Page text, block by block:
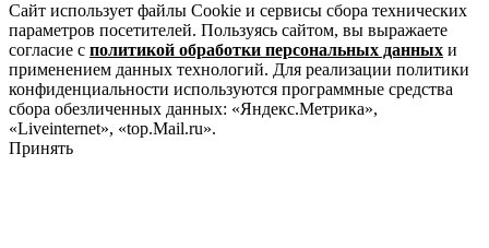
Сайт использует файлы Cookie и сервисы сбора технических
параметров посетителей. Пользуясь сайтом, вы выражаете
согласие с политикой обработки персональных данных и
применением данных технологий. Для реализации политики
конфиденциальности используются программные средства
сбора обезличенных данных: «Яндекс.Метрика»,
«Liveinternet», «top.Mail.ru».
Принять